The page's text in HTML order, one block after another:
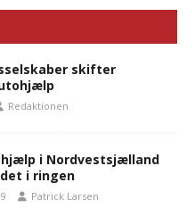
skifter
Redaktionen
i Nordvestsjælland
i ringen
Patrick Larsen